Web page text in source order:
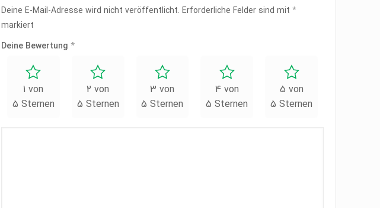
Deine E-Mail-Adresse wird nicht veröffentlicht. Erforderliche Felder sind mit *
markiert
Deine Bewertung *
1 von
5 Sternen
2 von
5 Sternen
3 von
5 Sternen
4 von
5 Sternen
5 von
5 Sternen